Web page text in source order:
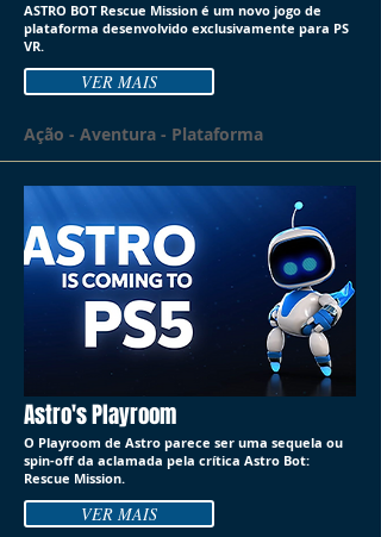
ASTRO BOT Rescue Mission é um novo jogo de
plataforma desenvolvido exclusivamente para PS
VR.
VER MAIS
Ação - Aventura - Plataforma
Astro's Playroom
O Playroom de Astro parece ser uma sequela ou
spin-off da aclamada pela crítica Astro Bot:
Rescue Mission.
VER MAIS